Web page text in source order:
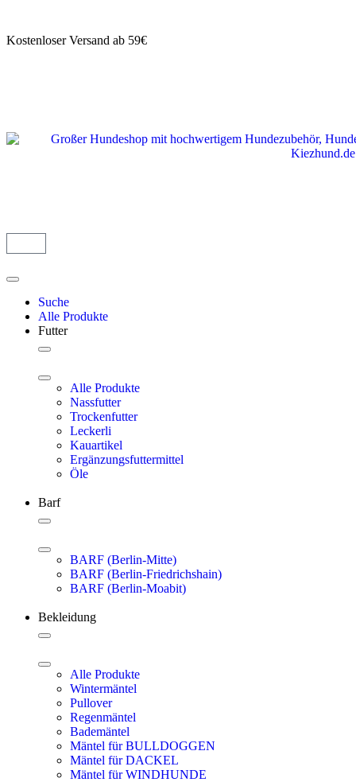
Kostenloser Versand ab 59€
Suche
Alle Produkte
Futter
Alle Produkte
Nassfutter
Trockenfutter
Leckerli
Kauartikel
Ergänzungsfuttermittel
Öle
Barf
BARF (Berlin-Mitte)
BARF (Berlin-Friedrichshain)
BARF (Berlin-Moabit)
Bekleidung
Alle Produkte
Wintermäntel
Pullover
Regenmäntel
Bademäntel
Mäntel für BULLDOGGEN
Mäntel für DACKEL
Mäntel für WINDHUNDE